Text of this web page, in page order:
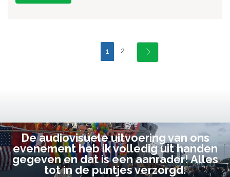
1 2
De audiovisuele uitvoering van ons
evenement heb ik volledig uit handen
gegeven en dat is een aanrader! Alles
tot in de puntjes verzorgd.